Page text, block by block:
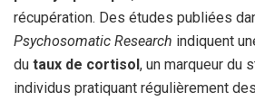
récupération. Des études publiées
Psychosomatic Research indiquent
du taux de cortisol, un marqueur du
individus pratiquant régulièrement